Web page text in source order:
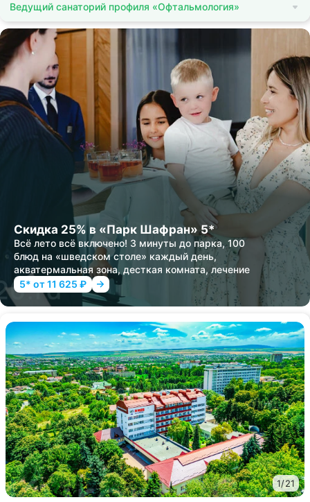
Ведущий санаторий профиля «Офтальмология»
Скидка 25% в «Парк Шафран» 5*
Всё лето всё включено! 3 минуты до парка, 100
блюд на «шведском столе» каждый день,
акватермальная зона, десткая комната, лечение
5* от 11 625 ₽
1/21